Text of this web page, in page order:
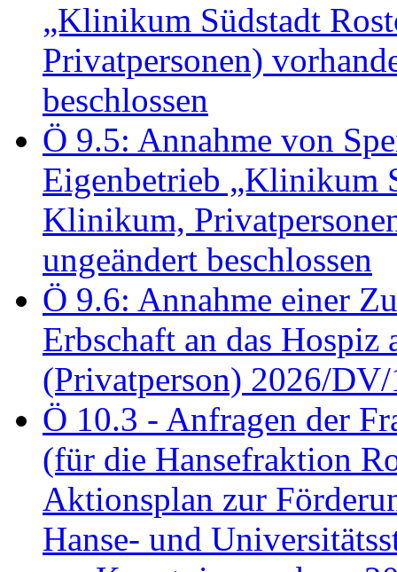
„Klinikum Südstadt
Privatpersonen)
beschlossen
Ö 9.5: Annahme von
Eigenbetrieb „Klinikum
Klinikum,
ungeändert beschlossen
Ö 9.6: Annahme einer
Erbschaft an das
(Privatperson) 2026/DV/
Ö 10.3 - Anfragen der
(für die Hansefraktion
Aktionsplan zur
Hanse- und